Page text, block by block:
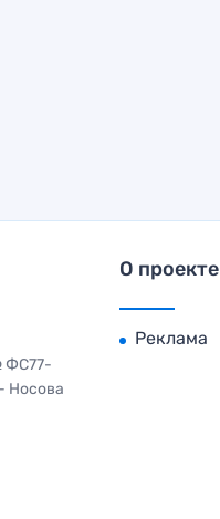
ФС77-
Носова
О проекте
Реклама